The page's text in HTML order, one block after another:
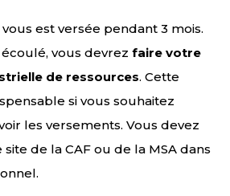
est versée pendant 3 mois.
vous devrez faire votre
de ressources. Cette
si vous souhaitez
les versements. Vous devez
de la CAF ou de la MSA dans